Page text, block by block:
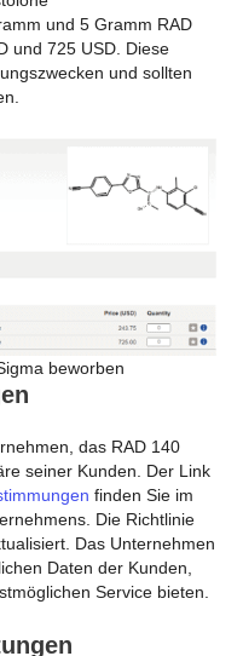
und 5 Gramm RAD
und 725 USD. Diese
und sollten
beworben
das RAD 140
seiner Kunden. Der Link
finden Sie im
Die Richtlinie
Das Unternehmen
Daten der Kunden,
Service bieten.